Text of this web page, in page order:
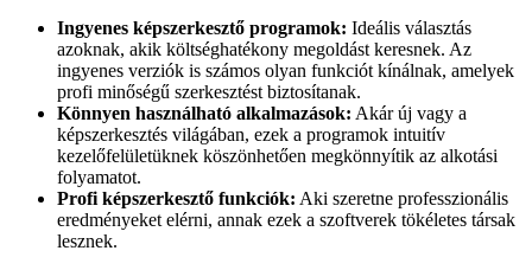
Ingyenes képszerkesztő programok: Ideális választás
azoknak, akik költséghatékony megoldást keresnek. Az
ingyenes verziók is számos olyan funkciót kínálnak, amelyek
profi minőségű szerkesztést biztosítanak.
Könnyen használható alkalmazások: Akár új vagy a
képszerkesztés világában, ezek a programok intuitív
kezelőfelületüknek köszönhetően megkönnyítik az alkotási
folyamatot.
Profi képszerkesztő funkciók: Aki szeretne professzionális
eredményeket elérni, annak ezek a szoftverek tökéletes társak
lesznek.